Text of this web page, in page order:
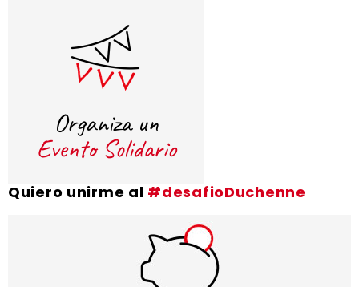
Quiero unirme al #desafioDuchenne